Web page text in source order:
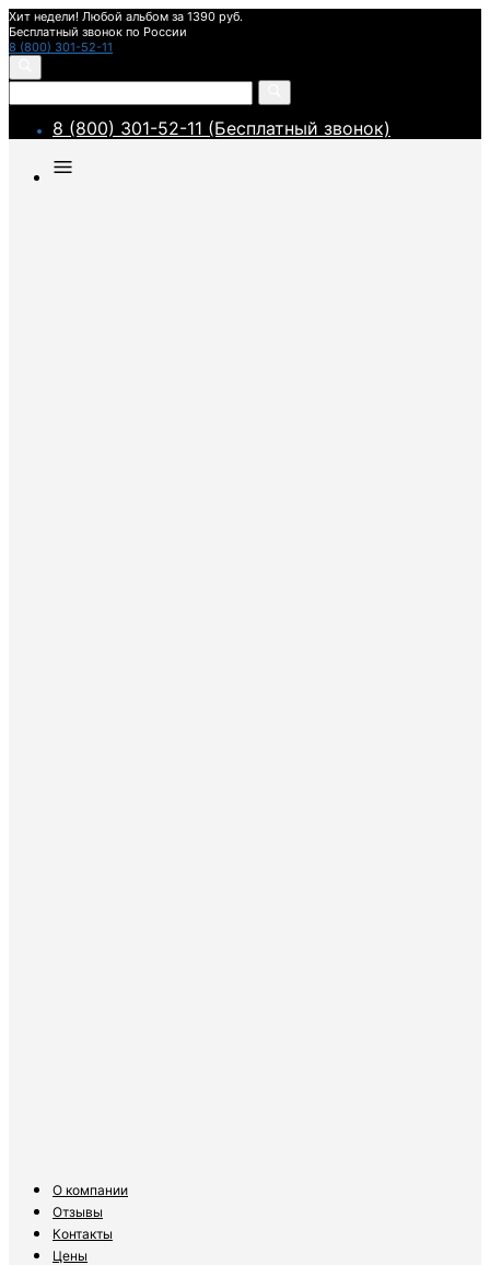
Хит недели! Любой альбом за 1390 руб.
Бесплатный звонок по России
8 (800) 301-52-11
8 (800) 301-52-11 (Бесплатный звонок)
О компании
Отзывы
Контакты
Цены